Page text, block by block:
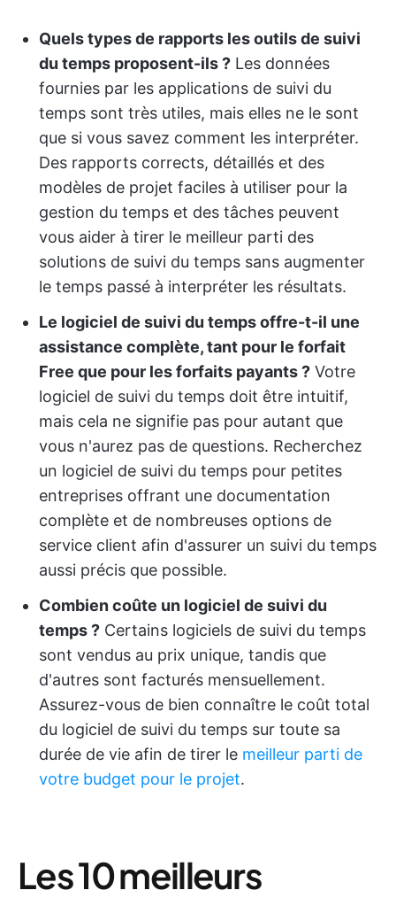
Quels types de rapports les outils de suivi
du temps proposent-ils ? Les données
fournies par les applications de suivi du
temps sont très utiles, mais elles ne le sont
que si vous savez comment les interpréter.
Des rapports corrects, détaillés et des
modèles de projet faciles à utiliser pour la
gestion du temps et des tâches peuvent
vous aider à tirer le meilleur parti des
solutions de suivi du temps sans augmenter
le temps passé à interpréter les résultats.
Le logiciel de suivi du temps offre-t-il une
assistance complète, tant pour le forfait
Free que pour les forfaits payants ? Votre
logiciel de suivi du temps doit être intuitif,
mais cela ne signifie pas pour autant que
vous n'aurez pas de questions. Recherchez
un logiciel de suivi du temps pour petites
entreprises offrant une documentation
complète et de nombreuses options de
service client afin d'assurer un suivi du temps
aussi précis que possible.
Combien coûte un logiciel de suivi du
temps ? Certains logiciels de suivi du temps
sont vendus au prix unique, tandis que
d'autres sont facturés mensuellement.
Assurez-vous de bien connaître le coût total
du logiciel de suivi du temps sur toute sa
durée de vie afin de tirer le meilleur parti de
votre budget pour le projet.
Les 10 meilleurs